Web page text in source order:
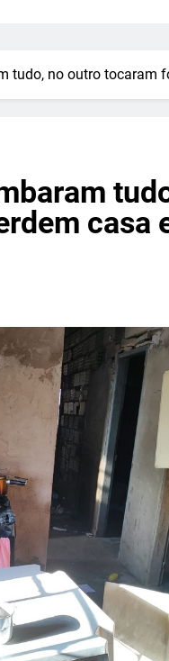
tudo, no outro tocaram
casa